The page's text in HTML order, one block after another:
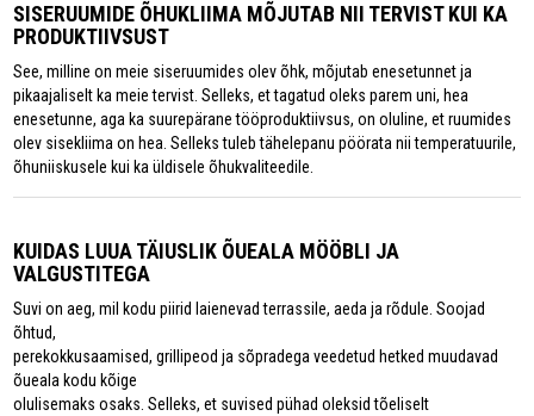
SISERUUMIDE ÕHUKLIIMA MÕJUTAB NII TERVIST KUI KA
PRODUKTIIVSUST
See, milline on meie siseruumides olev õhk, mõjutab enesetunnet ja
pikaajaliselt ka meie tervist. Selleks, et tagatud oleks parem uni, hea
enesetunne, aga ka suurepärane tööproduktiivsus, on oluline, et ruumides
olev sisekliima on hea. Selleks tuleb tähelepanu pöörata nii temperatuurile,
õhuniiskusele kui ka üldisele õhukvaliteedile.
KUIDAS LUUA TÄIUSLIK ÕUEALA MÖÖBLI JA
VALGUSTITEGA
Suvi on aeg, mil kodu piirid laienevad terrassile, aeda ja rõdule. Soojad
õhtud,
perekokkusaamised, grillipeod ja sõpradega veedetud hetked muudavad
õueala kodu kõige
olulisemaks osaks. Selleks, et suvised pühad oleksid tõeliselt